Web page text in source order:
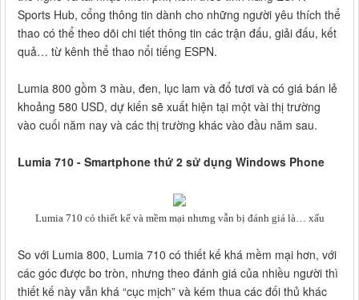
Sports Hub, cổng thông tin dành cho những người yêu thích thể
thao có thể theo dõi chi tiết thông tin các trận đấu, giải đấu, kết
quả… từ kênh thể thao nổi tiếng ESPN.
Lumia 800 gồm 3 màu, đen, lục lam và đổ tươi và có giá bán lẻ
khoảng 580 USD, dự kiến sẽ xuất hiện tại một vài thị trường
vào cuối năm nay và các thị trường khác vào đầu năm sau.
Lumia 710 - Smartphone thứ 2 sử dụng Windows Phone
Lumia 710 có thiết kế và mềm mại nhưng vẫn bị đánh giá là… xấu
So với Lumia 800, Lumia 710 có thiết kế khá mềm mại hơn, với
các góc được bo tròn, nhưng theo đánh giá của nhiều người thì
thiết kế này vẫn khá “cục mịch” và kém thua các đối thủ khác